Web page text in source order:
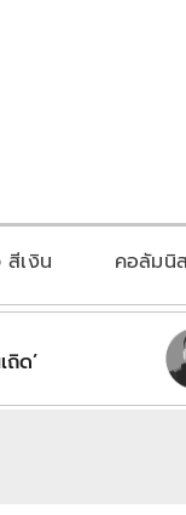
สีเงิน คอลัมนิ
ถิด’